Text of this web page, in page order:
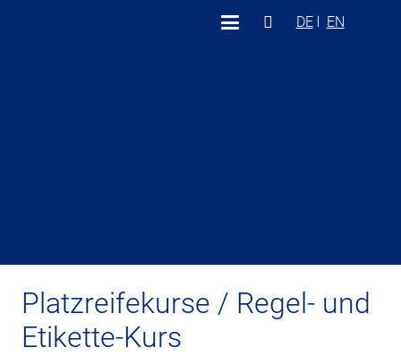
DE EN
Platzreifekurse / Regel- und
Etikette-Kurs